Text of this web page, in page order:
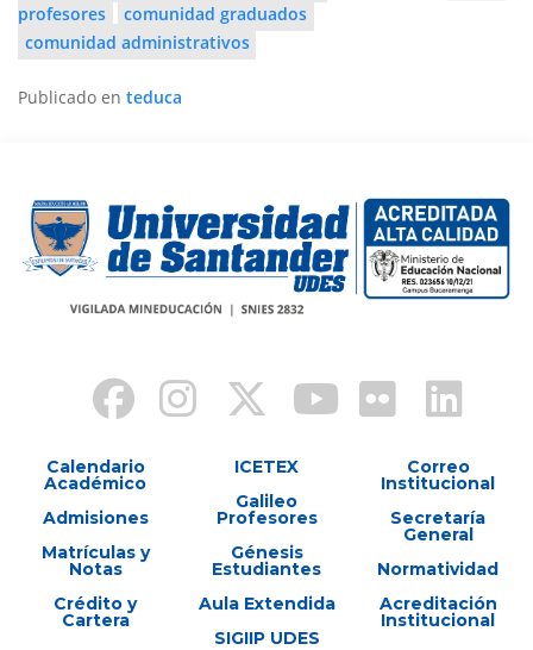
profesores
comunidad graduados
comunidad administrativos
Publicado en teduca
Calendario
Académico
Admisiones
Matrículas y
Notas
Crédito y
Cartera
ICETEX
Galileo
Profesores
Génesis
Estudiantes
Aula Extendida
SIGIIP UDES
Correo
Institucional
Secretaría
General
Normatividad
Acreditación
Institucional